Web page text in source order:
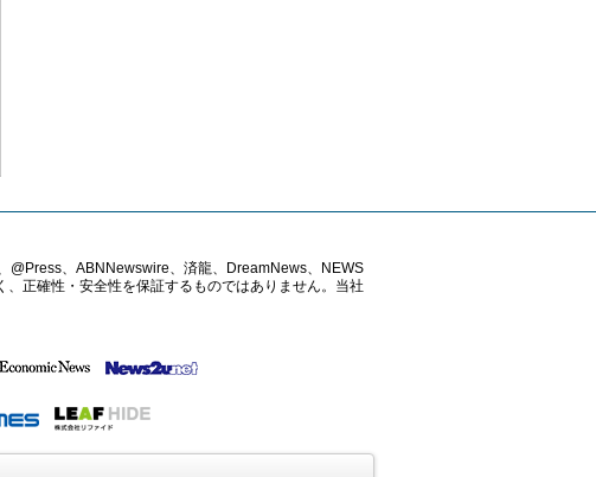
@Press、ABNNewswire、済龍、DreamNews、NEWS
正確性・安全性を保証するものではありません。当社